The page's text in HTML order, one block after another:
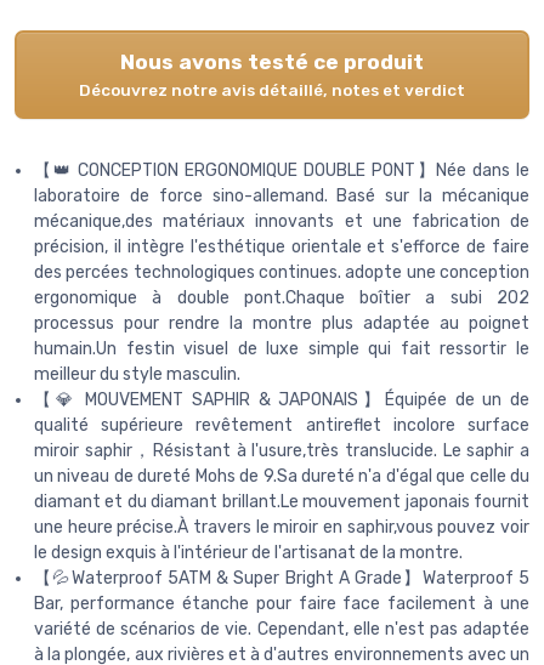
Nous avons testé ce produit
Découvrez notre avis détaillé, notes et verdict
【👑 CONCEPTION ERGONOMIQUE DOUBLE PONT】Née dans le
laboratoire de force sino-allemand. Basé sur la mécanique
mécanique,des matériaux innovants et une fabrication de
précision, il intègre l'esthétique orientale et s'efforce de faire
des percées technologiques continues. adopte une conception
ergonomique à double pont.Chaque boîtier a subi 202
processus pour rendre la montre plus adaptée au poignet
humain.Un festin visuel de luxe simple qui fait ressortir le
meilleur du style masculin.
【💎 MOUVEMENT SAPHIR & JAPONAIS】Équipée de un de
qualité supérieure revêtement antireflet incolore surface
miroir saphir，Résistant à l'usure,très translucide. Le saphir a
un niveau de dureté Mohs de 9.Sa dureté n'a d'égal que celle du
diamant et du diamant brillant.Le mouvement japonais fournit
une heure précise.À travers le miroir en saphir,vous pouvez voir
le design exquis à l'intérieur de l'artisanat de la montre.
【💦Waterproof 5ATM & Super Bright A Grade】Waterproof 5
Bar, performance étanche pour faire face facilement à une
variété de scénarios de vie. Cependant, elle n'est pas adaptée
à la plongée, aux rivières et à d'autres environnements avec un